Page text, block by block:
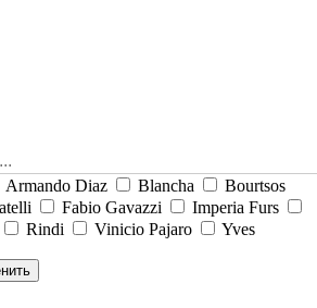
Armando Diaz Blancha
Bourtsos
Fabio Gavazzi
Imperia Furs
Rindi Vinicio Pajaro
Yves